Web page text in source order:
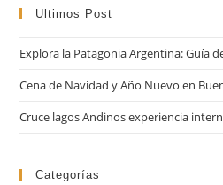
Ultimos Post
Explora la Patagonia Argentina: Guía
Cena de Navidad y Año Nuevo en
Cruce lagos Andinos experiencia
Categorías